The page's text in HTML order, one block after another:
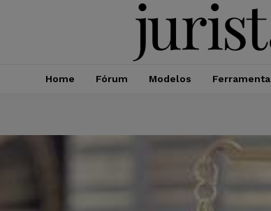
Home Fórum Modelos